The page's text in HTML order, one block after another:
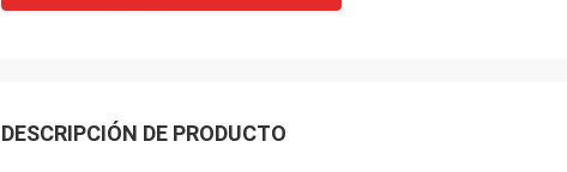
DESCRIPCIÓN DE PRODUCTO